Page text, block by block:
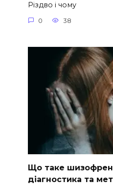
Різдво і чому
0 38
Що таке
діагностика та